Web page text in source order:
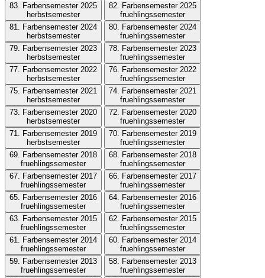
83. Farbensemester 2025
herbstsemester
82. Farbensemester 2025
fruehlingssemester
81. Farbensemester 2024
herbstsemester
80. Farbensemester 2024
fruehlingssemester
79. Farbensemester 2023
herbstsemester
78. Farbensemester 2023
fruehlingssemester
77. Farbensemester 2022
herbstsemester
76. Farbensemester 2022
fruehlingssemester
75. Farbensemester 2021
herbstsemester
74. Farbensemester 2021
fruehlingssemester
73. Farbensemester 2020
herbstsemester
72. Farbensemester 2020
fruehlingssemester
71. Farbensemester 2019
herbstsemester
70. Farbensemester 2019
fruehlingssemester
69. Farbensemester 2018
fruehlingssemester
68. Farbensemester 2018
fruehlingssemester
67. Farbensemester 2017
fruehlingssemester
66. Farbensemester 2017
fruehlingssemester
65. Farbensemester 2016
fruehlingssemester
64. Farbensemester 2016
fruehlingssemester
63. Farbensemester 2015
fruehlingssemester
62. Farbensemester 2015
fruehlingssemester
61. Farbensemester 2014
fruehlingssemester
60. Farbensemester 2014
fruehlingssemester
59. Farbensemester 2013
fruehlingssemester
58. Farbensemester 2013
fruehlingssemester